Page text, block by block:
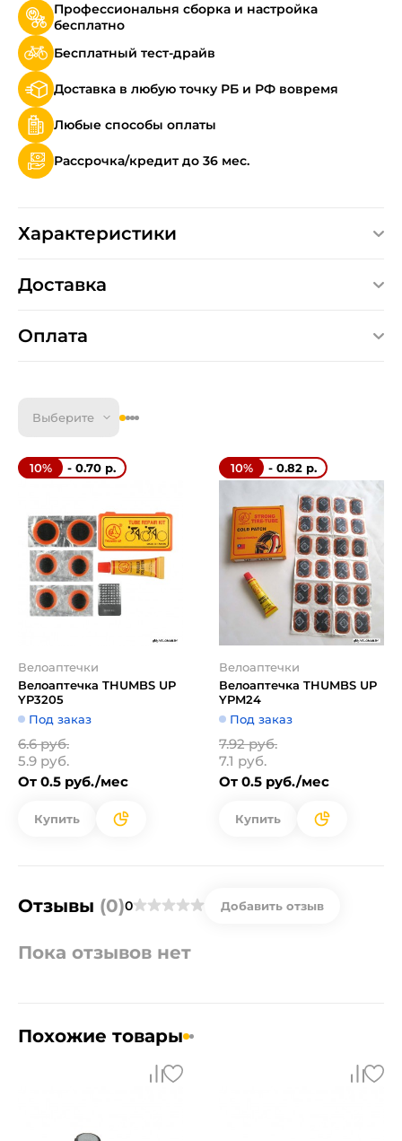
Профессиональня сборка и настройка
бесплатно
Бесплатный тест-драйв
Доставка в любую точку РБ и РФ вовремя
Любые способы оплаты
Рассрочка/кредит до 36 мес.
Характеристики
Доставка
Оплата
Выберите
10% - 0.70 р.
Велоаптечки
Велоаптечка THUMBS UP
YP3205
Под заказ
6.6 руб.
5.9 руб.
От 0.5 руб./мес
Купить
10% - 0.82 р.
Велоаптечки
Велоаптечка THUMBS UP
YPM24
Под заказ
7.92 руб.
7.1 руб.
От 0.5 руб./мес
Купить
Отзывы (0)0 Добавить отзыв
Пока отзывов нет
Похожие товары